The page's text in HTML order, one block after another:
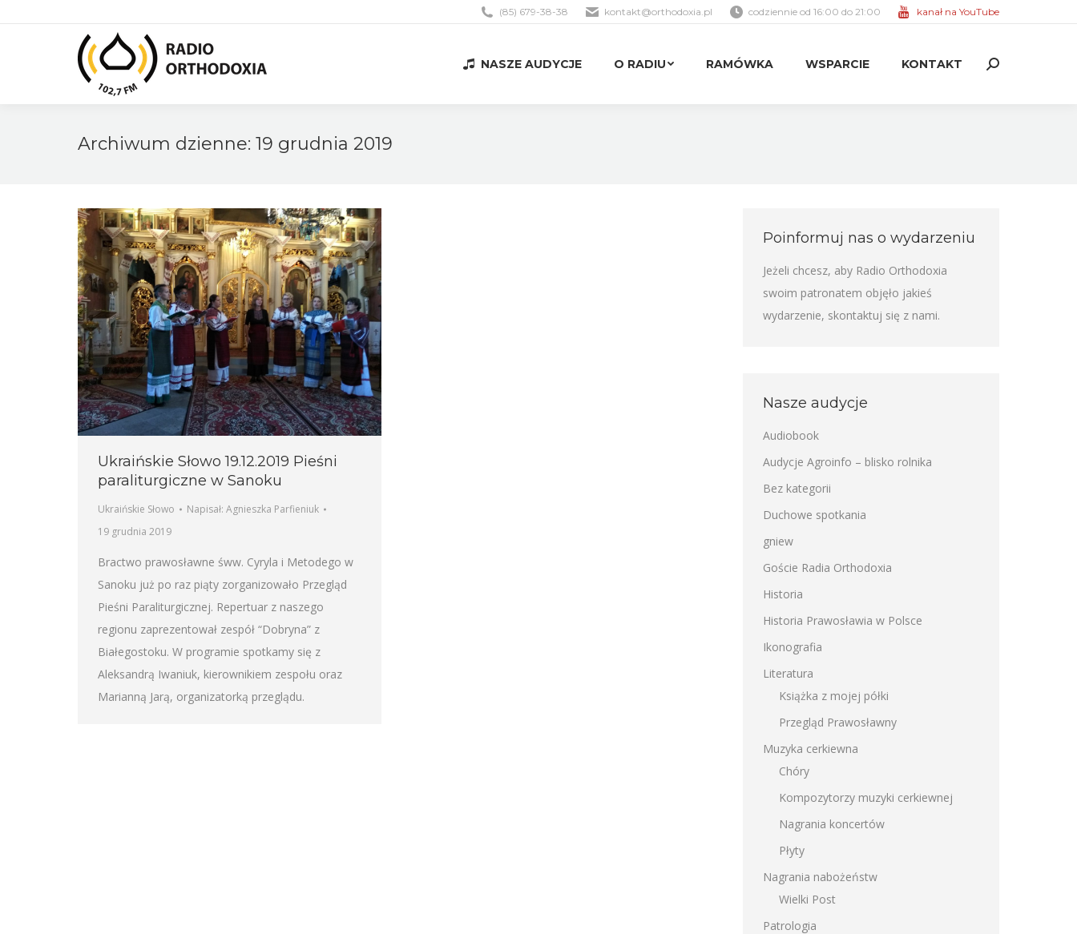
(85) 679-38-38 kontakt@orthodoxia.pl codziennie od 16:00 do 21:00 kanał na YouTube
NASZE AUDYCJE O RADIU RAMÓWKA WSPARCIE KONTAKT Search:
Archiwum dzienne: 19 grudnia 2019
Ukraińskie Słowo 19.12.2019 Pieśni
paraliturgiczne w Sanoku
Ukraińskie Słowo Napisał: Agnieszka Parfieniuk
19 grudnia 2019
Bractwo prawosławne śww. Cyryla i Metodego w
Sanoku już po raz piąty zorganizowało Przegląd
Pieśni Paraliturgicznej. Repertuar z naszego
regionu zaprezentował zespół “Dobryna” z
Białegostoku. W programie spotkamy się z
Aleksandrą Iwaniuk, kierownikiem zespołu oraz
Marianną Jarą, organizatorką przeglądu.
Poinformuj nas o wydarzeniu
Jeżeli chcesz, aby Radio Orthodoxia
swoim patronatem objęło jakieś
wydarzenie, skontaktuj się z nami.
Nasze audycje
Audiobook
Audycje Agroinfo – blisko rolnika
Bez kategorii
Duchowe spotkania
gniew
Goście Radia Orthodoxia
Historia
Historia Prawosławia w Polsce
Ikonografia
Literatura
Książka z mojej półki
Przegląd Prawosławny
Muzyka cerkiewna
Chóry
Kompozytorzy muzyki cerkiewnej
Nagrania koncertów
Płyty
Nagrania nabożeństw
Wielki Post
Patrologia